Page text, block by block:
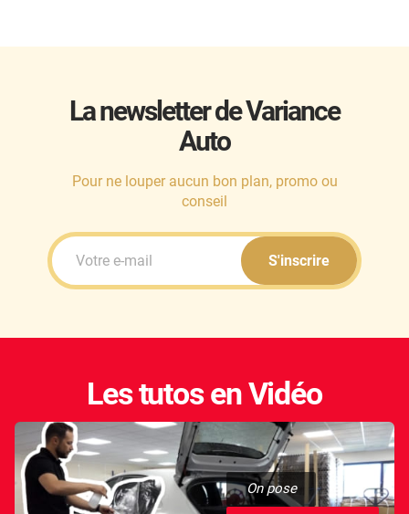
Holden
Ineos
Infiniti
Jaguar
Jeep
Jetour
La newsletter de Variance
Auto
Pour ne louper aucun bon plan, promo ou
conseil
S'inscrire
Les tutos en Vidéo
On pose